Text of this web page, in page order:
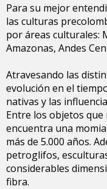
Para su mejor
las culturas
por áreas culturales:
Amazonas, Andes
Atravesando las
evolución en el
nativas y las
Entre los objetos
encuentra una
más de 5.000 años.
petroglifos,
considerables
fibra.